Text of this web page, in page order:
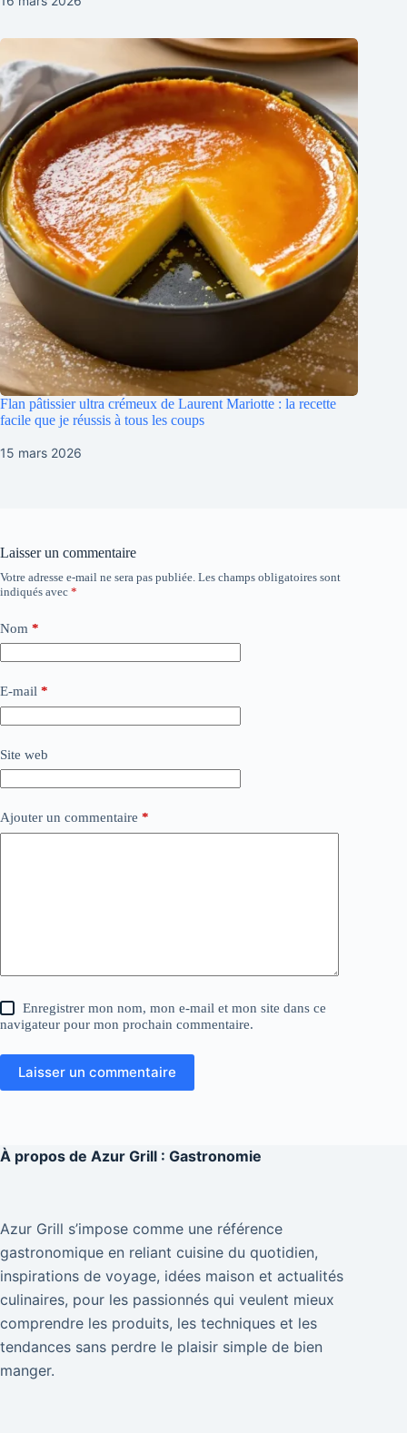
Flan pâtissier ultra crémeux de Laurent Mariotte : la recette
facile que je réussis à tous les coups
15 mars 2026
Laisser un commentaire
Votre adresse e-mail ne sera pas publiée. Les champs obligatoires sont
indiqués avec *
Nom *
E-mail *
Site web
Ajouter un commentaire *
Enregistrer mon nom, mon e-mail et mon site dans ce
navigateur pour mon prochain commentaire.
Laisser un commentaire
À propos de Azur Grill : Gastronomie
Azur Grill s’impose comme une référence
gastronomique en reliant cuisine du quotidien,
inspirations de voyage, idées maison et actualités
culinaires, pour les passionnés qui veulent mieux
comprendre les produits, les techniques et les
tendances sans perdre le plaisir simple de bien
manger.